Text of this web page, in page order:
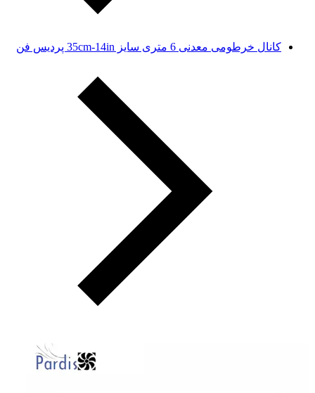
کانال خرطومی معدنی 6 متری سایز 35cm-14in پردیس فن